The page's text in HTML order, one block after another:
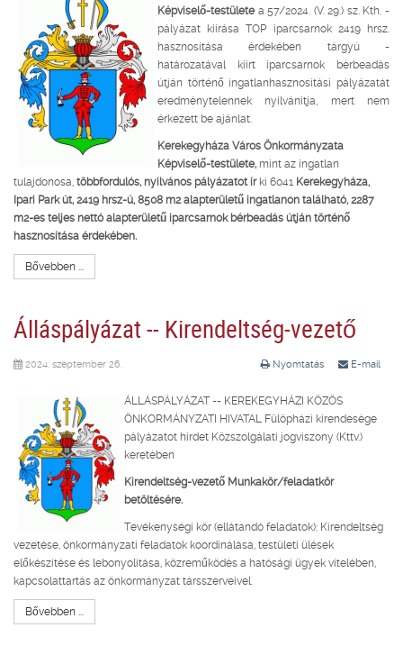
Képviselő-testületea 57/2024. (V. 29.) sz. Kth. -
pályázat kiírása TOP iparcsarnok 2419 hrsz.
hasznosítása érdekében tárgyú -
határozatával kiírt iparcsarnok bérbeadás
útján történő ingatlanhasznosítási pályázatát
eredménytelennek nyilvánítja, mert nem
érkezett be ajánlat.
Kerekegyháza Város Önkormányzata
Képviselő-testülete, mint az ingatlan
tulajdonosa, többfordulós, nyilvános pályázatot írki 6041 Kerekegyháza,
Ipari Park út, 2419 hrsz-ú, 8508 m2 alapterületű ingatlanon található, 2287
m2-es teljes nettó alapterületű iparcsarnok bérbeadás útján történő
hasznosítása érdekében.
Bővebben ...
Álláspályázat -- Kirendeltség-vezető
Nyomtatás E-mail
2024. szeptember 26.
ÁLLÁSPÁLYÁZAT -- KEREKEGYHÁZI KÖZÖS
ÖNKORMÁNYZATI HIVATAL Fülöpházi kirendesége
pályázatot hirdet Közszolgálati jogviszony (Kttv.)
keretében
Kirendeltség-vezető Munkakör/feladatkör
betöltésére.
Tevékenységi kör (ellátandó feladatok): Kirendeltség
vezetése, önkormányzati feladatok koordinálása, testületi ülések
előkészítése és lebonyolítása, közreműködés a hatósági ügyek vitelében,
kapcsolattartás az önkormányzat társszerveivel.
Bővebben ...